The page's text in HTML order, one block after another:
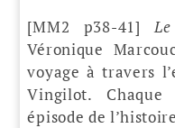
[MM2 p38-41]
Véronique
voyage à travers
Vingilot.
épisode de